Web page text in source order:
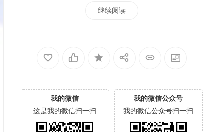
继续阅读
我的微信
这是我的微信扫一扫
我的微信公众号
我的微信公众号扫一扫